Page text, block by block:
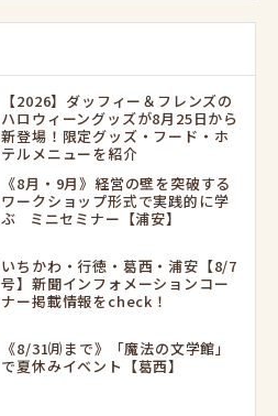
【2026】ダッフィー＆フレンズの
ハロウィーングッズが8月25日から
新登場！限定グッズ・フード・ホ
テルメニューを紹介
《8月・9月》経営の壁を突破する
ワークショップ形式で実践的に学
ぶ ミニセミナー【浦安】
いちかわ・行徳・葛西・浦安【8/7
号】新聞インフォメーションコー
ナー掲載情報をcheck！
《8/31㈪まで》「魔法の文学館」
で夏休みイベント【葛西】